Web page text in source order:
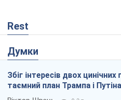
Rest
Думки
Збіг інтересів двох цинічних
таємний план Трампа і